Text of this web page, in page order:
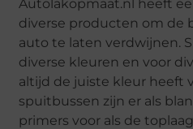
Autolakopmaat.nl heeft
diverse producten om de
auto te laten verdwijnen.
diverse kleuren en voor
altijd de juiste kleur heeft
spuitbussen zijn er als
primers voor als de